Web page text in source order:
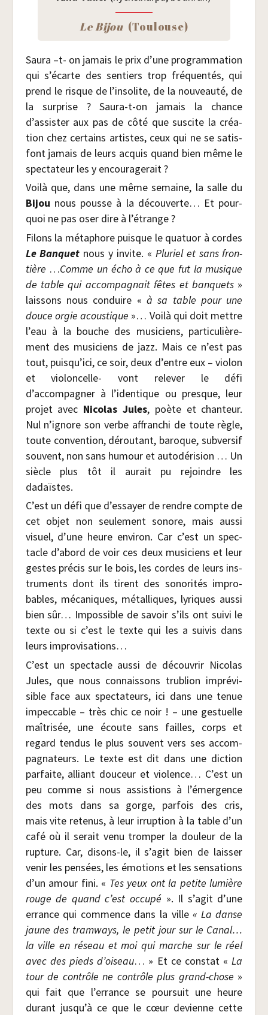
Le Bijou (Tou­louse)
Sau­ra –t- on jamais le prix d’une pro­gram­ma­tion
qui s’écarte des sen­tiers trop fré­quen­tés, qui
prend le risque de l’insolite, de la nou­veau­té, de
la sur­prise ? Sau­ra-t-on jamais la chance
d’assister aux pas de côté que sus­cite la créa­
tion chez cer­tains artistes, ceux qui ne se satis­
font jamais de leurs acquis quand bien même le
spec­ta­teur les y encouragerait ?
Voi­là que, dans une même semaine, la salle du
Bijou nous pousse à la décou­verte… Et pour­
quoi ne pas oser dire à l’étrange ?
Filons la méta­phore puisque le qua­tuor à cordes
Le Ban­quet nous y invite. « Plu­riel et sans fron­
tière …Comme un écho à ce que fut la musique
de table qui accom­pa­gnait fêtes et ban­quets »
lais­sons nous conduire « à sa table pour une
douce orgie acous­tique »… Voi­là qui doit mettre
l’eau à la bouche des musi­ciens, par­ti­cu­liè­re­
ment des musi­ciens de jazz. Mais ce n’est pas
tout, puisqu’ici, ce soir, deux d’entre eux – vio­lon
et vio­lon­celle- vont rele­ver le défi
d’accompagner à l’identique ou presque, leur
pro­jet avec Nico­las Jules, poète et chan­teur.
Nul n’ignore son verbe affran­chi de toute règle,
toute conven­tion, dérou­tant, baroque, sub­ver­sif
sou­vent, non sans humour et auto­dé­ri­sion … Un
siècle plus tôt il aurait pu rejoindre les
dadaïstes.
C’est un défi que d’essayer de rendre compte de
cet objet non seule­ment sonore, mais aus­si
visuel, d’une heure envi­ron. Car c’est un spec­
tacle d’abord de voir ces deux musi­ciens et leur
gestes pré­cis sur le bois, les cordes de leurs ins­
tru­ments dont ils tirent des sono­ri­tés impro­
bables, méca­niques, métal­liques, lyriques aus­si
bien sûr… Impos­sible de savoir s’ils ont sui­vi le
texte ou si c’est le texte qui les a sui­vis dans
leurs improvisations…
C’est un spec­tacle aus­si de décou­vrir Nico­las
Jules, que nous connais­sons tru­blion impré­vi­
sible face aux spec­ta­teurs, ici dans une tenue
impec­cable – très chic ce noir ! – une ges­tuelle
maî­tri­sée, une écoute sans failles, corps et
regard ten­dus le plus sou­vent vers ses accom­
pa­gna­teurs. Le texte est dit dans une dic­tion
par­faite, alliant dou­ceur et vio­lence… C’est un
peu comme si nous assis­tions à l’émergence
des mots dans sa gorge, par­fois des cris,
mais vite rete­nus, à leur irrup­tion à la table d’un
café où il serait venu trom­per la dou­leur de la
rup­ture. Car, disons-le, il s’agit bien de lais­ser
venir les pen­sées, les émo­tions et les sen­sa­tions
d’un amour fini. « Tes yeux ont la petite lumière
rouge de quand c’est occu­pé ». Il s’agit d’une
errance qui com­mence dans la ville« La danse
jaune des tram­ways, le petit jour sur le Canal…
la ville en réseau et moi qui marche sur le réel
avec des pieds d’oiseau… » Et ce constat «La
tour de contrôle ne contrôle plus grand-chose »
qui fait que l’errance se pour­suit une heure
durant jusqu’à ce que le cœur devienne cette